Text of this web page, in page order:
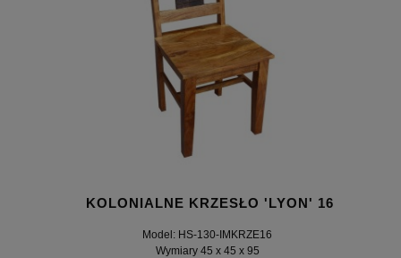
KOLONIALNE KRZESŁO 'LYON' 16
Model: HS-130-IMKRZE16
Wymiary 45 x 45 x 95